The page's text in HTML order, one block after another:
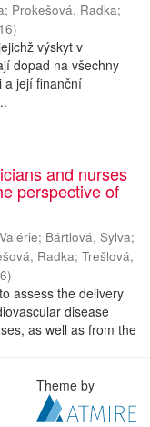
; Prokešová, Radka;
)
výskyt v
dopad na všechny
a její finanční
and nurses
perspective of
; Bártlová, Sylva;
Radka; Trešlová,
)
assess the delivery
disease
as well as from the
Theme by